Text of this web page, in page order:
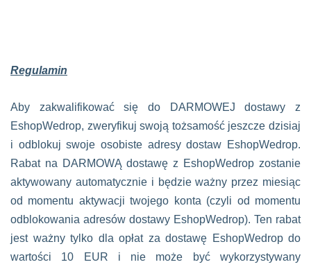
Regulamin
Aby zakwalifikować się do DARMOWEJ dostawy z
EshopWedrop, zweryfikuj swoją tożsamość jeszcze dzisiaj
i odblokuj swoje osobiste adresy dostaw EshopWedrop.
Rabat na DARMOWĄ dostawę z EshopWedrop zostanie
aktywowany automatycznie i będzie ważny przez miesiąc
od momentu aktywacji twojego konta (czyli od momentu
odblokowania adresów dostawy EshopWedrop). Ten rabat
jest ważny tylko dla opłat za dostawę EshopWedrop do
wartości 10 EUR i nie może być wykorzystywany